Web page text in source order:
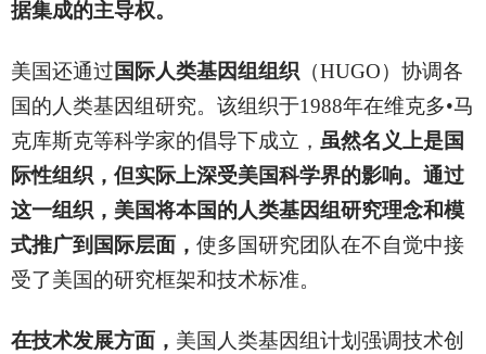
据集成的主导权。
美国还通过国际人类基因组组织（HUGO）协调各
国的人类基因组研究。该组织于1988年在维克多•马
克库斯克等科学家的倡导下成立， 虽然名义上是国
际性组织，但实际上深受美国科学界的影响。通过
这一组织，美国将本国的人类基因组研究理念和模
式推广到国际层面， 使多国研究团队在不自觉中接
受了美国的研究框架和技术标准。
在技术发展方面， 美国人类基因组计划强调技术创